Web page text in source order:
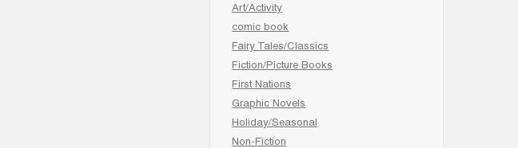
Art/Activity
comic book
Fairy Tales/Classics
Fiction/Picture Books
First Nations
Graphic Novels
Holiday/Seasonal
Non-Fiction